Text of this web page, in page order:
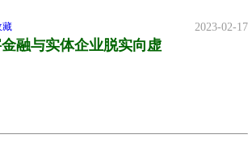
藏 2023-02-17
融与实体企业脱实向虚